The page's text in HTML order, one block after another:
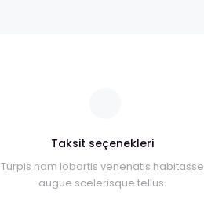
Taksit seçenekleri
Turpis nam lobortis venenatis habitasse
augue scelerisque tellus.